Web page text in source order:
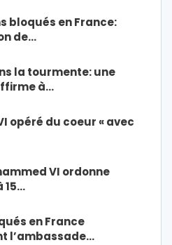
bloqués en France:
de…
la tourmente: une
à…
opéré du coeur « avec
VI ordonne
15…
en France
l’ambassade…